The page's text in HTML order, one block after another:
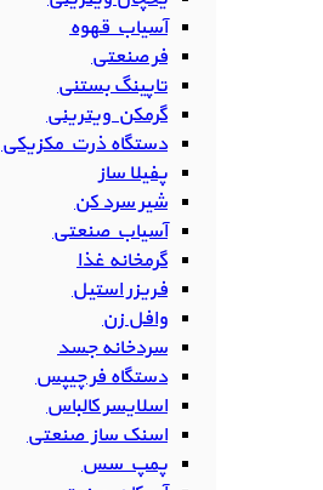
آسیاب قهوه
فر صنعتی
تاپینگ بستنی
گرمکن ویترینی
دستگاه ذرت مکزیکی
پفیلا ساز
شیر سرد کن
آسیاب صنعتی
گرمخانه غذا
فریزر استیل
وافل زن
سردخانه جسد
دستگاه فر چیپس
اسلایسر کالباس
اسنک ساز صنعتی
پمپ سس